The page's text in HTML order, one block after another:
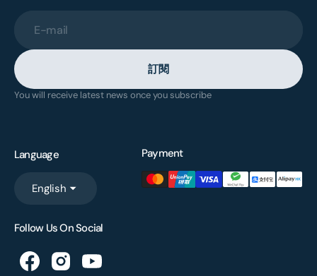
E-mail
訂閱
You will receive latest news once you subscribe
Language
English
Payment
Follow Us On Social